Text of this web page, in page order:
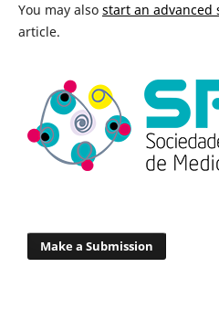
You may also start an advanced
article.
Make a Submission